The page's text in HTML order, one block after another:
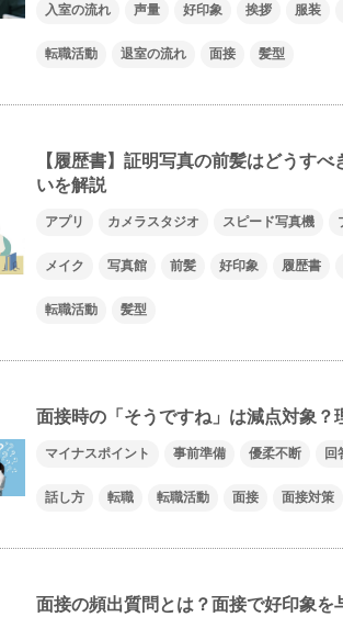
入室の流れ 声量 好印象 挨拶 服装
転職活動 退室の流れ 面接 髪型
【履歴書】証明写真の前髪はどうす
いを解説
アプリ カメラスタジオ スピード写真機
メイク 写真館 前髪 好印象 履歴書
転職活動 髪型
面接時の「そうですね」は減点対象？
マイナスポイント 事前準備 優柔不断 回
話し方 転職 転職活動 面接 面接対策
面接の頻出質問とは？面接で好印象を